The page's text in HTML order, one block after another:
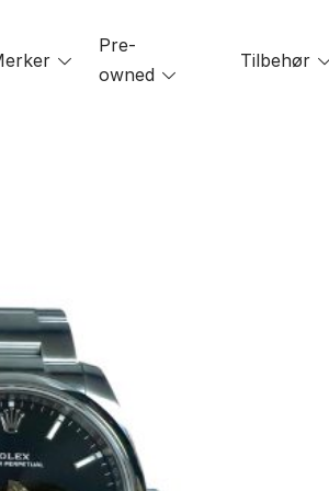
Toggle
menu
Pre-
owned
Toggle
Tilbehør